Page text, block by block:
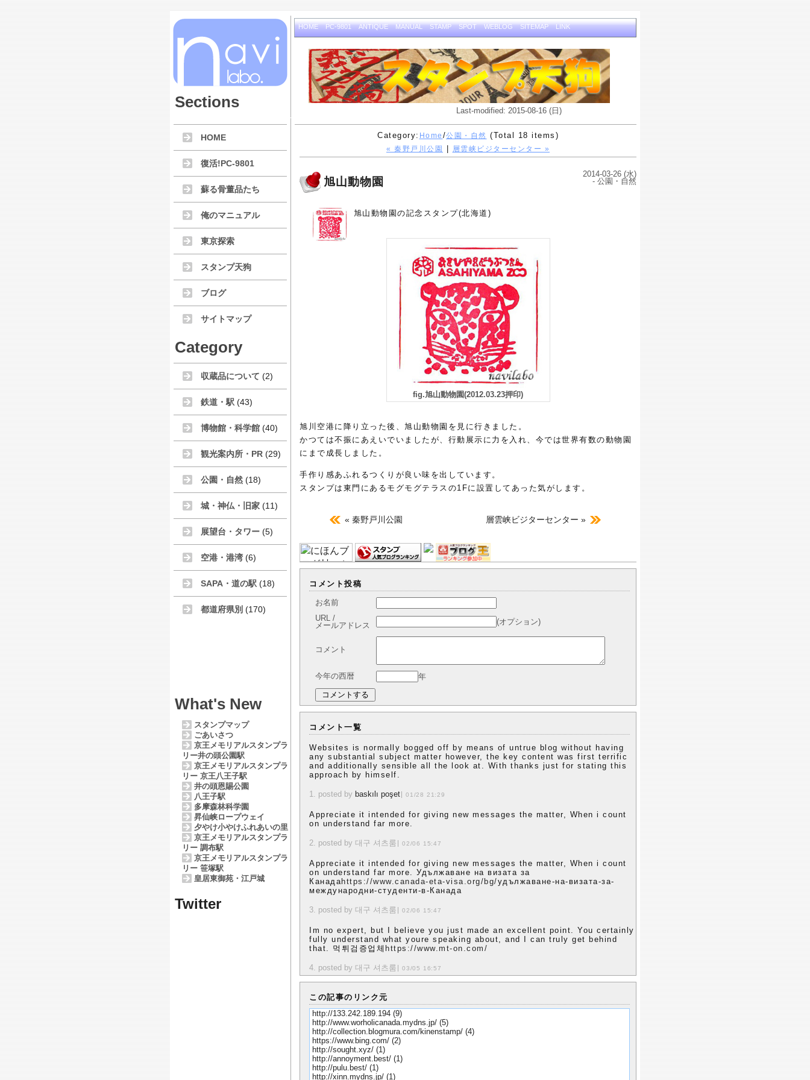
Sections
HOME PC-9801 ANTIQUE MANUAL STAMP SPOT WEBLOG SITEMAP LINK
Last-modified: 2015-08-16 (日)
HOME
復活!PC-9801
蘇る骨董品たち
俺のマニュアル
東京探索
スタンプ天狗
ブログ
サイトマップ
Category
収蔵品について (2)
鉄道・駅 (43)
博物館・科学館 (40)
観光案内所・PR (29)
公園・自然 (18)
城・神仏・旧家 (11)
展望台・タワー (5)
空港・港湾 (6)
SAPA・道の駅 (18)
都道府県別 (170)
What's New
スタンプマップ
ごあいさつ
京王メモリアルスタンプラ
リー井の頭公園駅
京王メモリアルスタンプラ
リー 京王八王子駅
井の頭恩賜公園
八王子駅
多摩森林科学園
昇仙峡ロープウェイ
夕やけ小やけふれあいの里
京王メモリアルスタンプラ
リー 調布駅
京王メモリアルスタンプラ
リー 笹塚駅
皇居東御苑・江戸城
Twitter
Category: Home /公園・自然 (Total 18 items)
« 秦野戸川公園 層雲峡ビジターセンター »
旭山動物園
2014-03-26 (水)
- 公園・自然
旭山動物園の記念スタンプ(北海道)
fig.旭山動物園(2012.03.23押印)
旭川空港に降り立った後、旭山動物園を見に行きました。
かつては不振にあえいでいましたが、行動展示に力を入れ、今では世界有数の動物園
にまで成長しました。
手作り感あふれるつくりが良い味を出しています。
スタンプは東門にあるモグモグテラスの1Fに設置してあった気がします。
« 秦野戸川公園 層雲峡ビジターセンター »
コメント投稿
お名前
URL /
メールアドレス
(オプション)
コメント
今年の西暦 年
コメント一覧
Websites is normally bogged off by means of untrue blog without having
any substantial subject matter however, the key content was first terrific
and additionally sensible all the look at. With thanks just for stating this
approach by himself.
1. posted by baskılı poşet 01/28 21:29
Appreciate it intended for giving new messages the matter, When i count
on understand far more.
2. posted by 대구 셔츠룸 02/06 15:47
Appreciate it intended for giving new messages the matter, When i count
on understand far more. Удължаване на визата за
Канадаhttps://www.canada-eta-visa.org/bg/удължаване-на-визата-за-
международни-студенти-в-Канада
3. posted by 대구 셔츠룸 02/06 15:47
Im no expert, but I believe you just made an excellent point. You certainly
fully understand what youre speaking about, and I can truly get behind
that. 먹튀검증업체 https://www.mt-on.com/
4. posted by 대구 셔츠룸 03/05 16:57
この記事のリンク元
http://133.242.189.194 (9)
http://www.worholicanada.mydns.jp/ (5)
http://collection.blogmura.com/kinenstamp/ (4)
https://www.bing.com/ (2)
http://sought.xyz/ (1)
http://annoyment.best/ (1)
http://pulu.best/ (1)
http://xinn.mydns.jp/ (1)